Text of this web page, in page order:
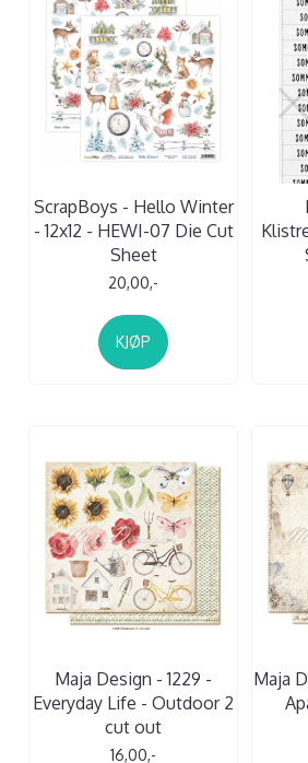
ScrapBoys - Hello Winter
- 12x12 - HEWI-07 Die Cut
Sheet
20,00,-
KJØP
Maja Design - 1229 -
Everyday Life - Outdoor 2
cut out
16,00,-
Maja